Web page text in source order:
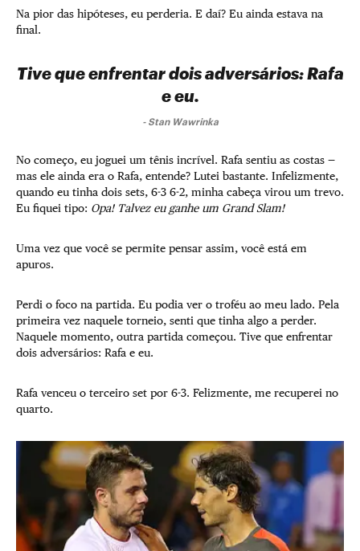
Na pior das hipóteses, eu perderia. E daí? Eu ainda estava na
final.
Tive que enfrentar dois adversários: Rafa
e eu.
- Stan Wawrinka
No começo, eu joguei um tênis incrível. Rafa sentiu as costas —
mas ele ainda era o Rafa, entende? Lutei bastante. Infelizmente,
quando eu tinha dois sets, 6-3 6-2, minha cabeça virou um trevo.
Eu fiquei tipo: Opa! Talvez eu ganhe um Grand Slam!
Uma vez que você se permite pensar assim, você está em
apuros.
Perdi o foco na partida. Eu podia ver o troféu ao meu lado. Pela
primeira vez naquele torneio, senti que tinha algo a perder.
Naquele momento, outra partida começou. Tive que enfrentar
dois adversários: Rafa e eu.
Rafa venceu o terceiro set por 6-3. Felizmente, me recuperei no
quarto.